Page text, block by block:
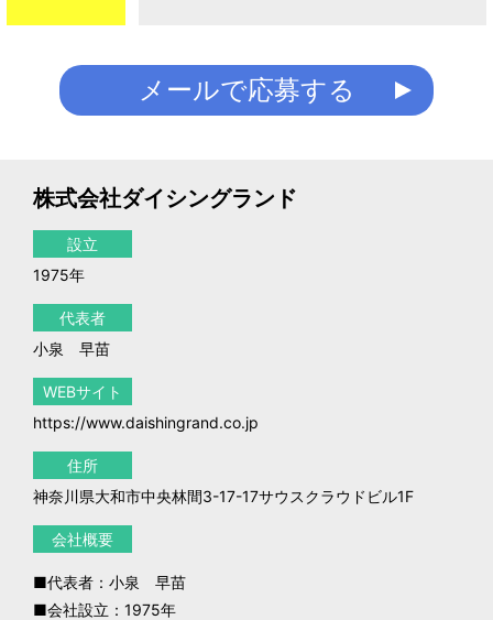
メールで応募する
株式会社ダイシングランド
設立
1975年
代表者
小泉 早苗
WEBサイト
https://www.daishingrand.co.jp
住所
神奈川県大和市中央林間3-17-17サウスクラウドビル1F
会社概要
■代表者：小泉　早苗
■会社設立：1975年